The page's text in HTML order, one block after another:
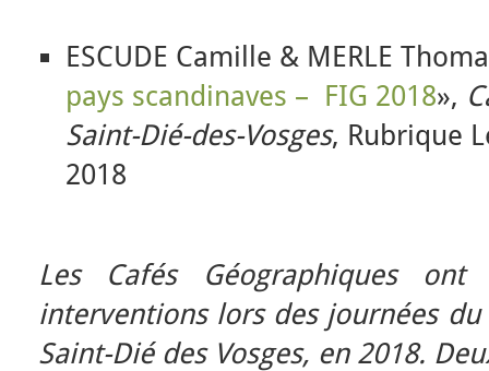
ESCUDE Camille & MERLE
pays scandinaves – FIG 2018»,
Saint-Dié-des-Vosges, Rubrique
2018
Les Cafés Géographiques
interventions lors des journées
Saint-Dié des Vosges, en 2018.